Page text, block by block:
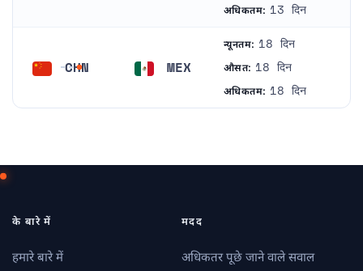
अधिकतम: 13 दिन
CHN MEX
न्यूनतम: 18 दिन
औसत: 18 दिन
अधिकतम: 18 दिन
के बारे में
हमारे बारे में
मदद
अधिकतर पूछे जाने वाले सवाल